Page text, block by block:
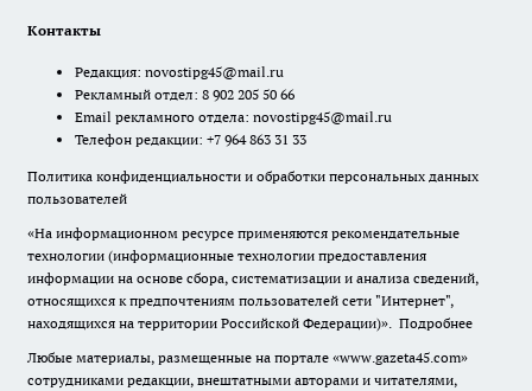
Контакты
Редакция: novostipg45@mail.ru
Рекламный отдел: 8 902 205 50 66
Email рекламного отдела: novostipg45@mail.ru
Телефон редакции: +7 964 863 31 33
Политика конфиденциальности и обработки персональных данных
пользователей
«На информационном ресурсе применяются рекомендательные
технологии (информационные технологии предоставления
информации на основе сбора, систематизации и анализа сведений,
относящихся к предпочтениям пользователей сети "Интернет",
находящихся на территории Российской Федерации)». Подробнее
Любые материалы, размещенные на портале «www.gazeta45.com»
сотрудниками редакции, внештатными авторами и читателями,